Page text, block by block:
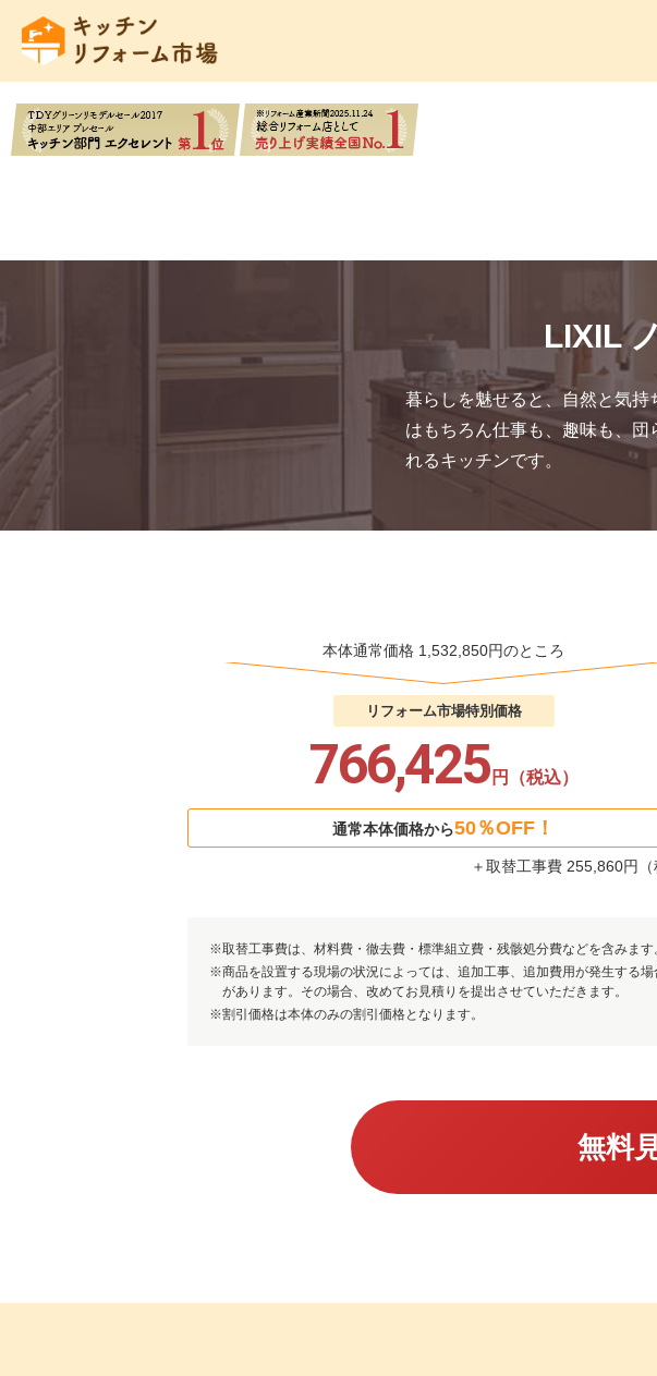
LIXIL
暮らしを魅せると、自然と気
はもちろん仕事も、趣味も、
れるキッチンです。
本体通常価格 1,532,850円のところ
リフォーム市場特別価格
766,425 円（税込）
通常本体価格から50％OFF！
＋取替工事費 255,860円（
取替工事費は、材料費・徹去費・標準組立費・残骸処分費などを含みます
商品を設置する現場の状況によっては、追加工事、追加費用が発生する場
があります。その場合、改めてお見積りを提出させていただきます。
割引価格は本体のみの割引価格となります。
無料